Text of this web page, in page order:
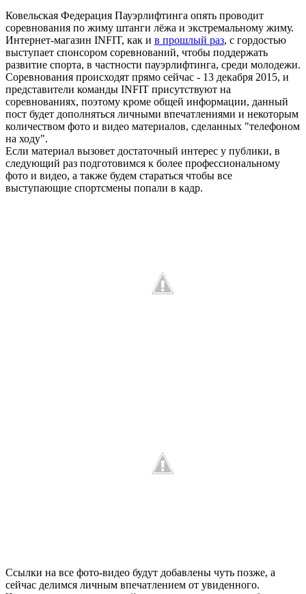
Ковельская Федерация Пауэрлифтинга опять проводит
соревнования по жиму штанги лёжа и экстремальному жиму.
Интернет-магазин INFIT, как и в прошлый раз, с гордостью
выступает спонсором соревнований, чтобы поддержать
развитие спорта, в частности пауэрлифтинга, среди молодежи.
Соревнования происходят прямо сейчас - 13 декабря 2015, и
представители команды INFIT присутствуют на
соревнованиях, поэтому кроме общей информации, данный
пост будет дополняться личными впечатлениями и некоторым
количеством фото и видео материалов, сделанных "телефоном
на ходу".
Если материал вызовет достаточный интерес у публики, в
следующий раз подготовимся к более профессиональному
фото и видео, а также будем стараться чтобы все
выступающие спортсмены попали в кадр.
Ссылки на все фото-видео будут добавлены чуть позже, а
сейчас делимся личным впечатлением от увиденного.